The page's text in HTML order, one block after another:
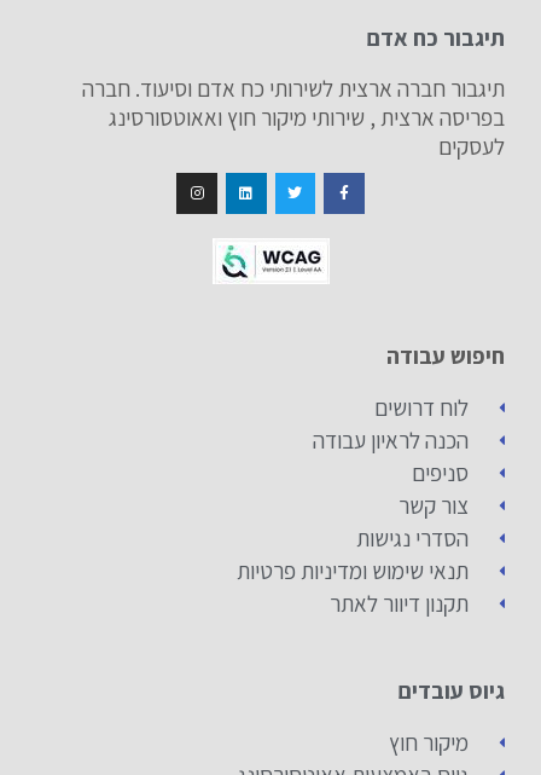
תיגבור כח אדם
תיגבור חברה ארצית לשירותי כח אדם וסיעוד. חברה
בפריסה ארצית , שירותי מיקור חוץ ואאוטסורסינג
לעסקים
חיפוש עבודה
לוח דרושים
הכנה לראיון עבודה
סניפים
צור קשר
הסדרי נגישות
תנאי שימוש ומדיניות פרטיות
תקנון דיוור לאתר
גיוס עובדים
מיקור חוץ